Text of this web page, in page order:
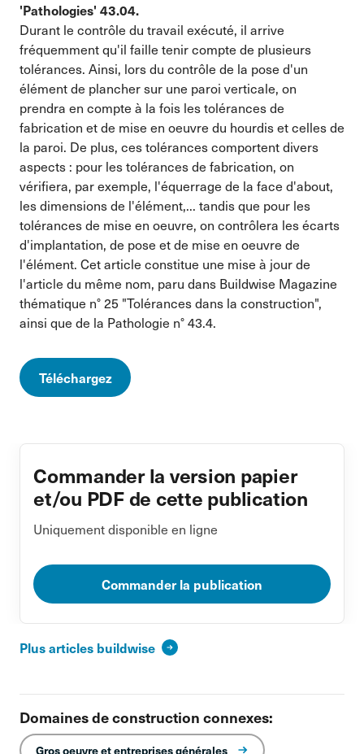
'Pathologies' 43.04.
Durant le contrôle du travail exécuté, il arrive
fréquemment qu'il faille tenir compte de plusieurs
tolérances. Ainsi, lors du contrôle de la pose d'un
élément de plancher sur une paroi verticale, on
prendra en compte à la fois les tolérances de
fabrication et de mise en oeuvre du hourdis et celles de
la paroi. De plus, ces tolérances comportent divers
aspects : pour les tolérances de fabrication, on
vérifiera, par exemple, l'équerrage de la face d'about,
les dimensions de l'élément,... tandis que pour les
tolérances de mise en oeuvre, on contrôlera les écarts
d'implantation, de pose et de mise en oeuvre de
l'élément. Cet article constitue une mise à jour de
l'article du même nom, paru dans Buildwise Magazine
thématique n° 25 "Tolérances dans la construction",
ainsi que de la Pathologie n° 43.4.
Téléchargez
Commander la version papier
et/ou PDF de cette publication
Uniquement disponible en ligne
Commander la publication
Plus articles buildwise
Domaines de construction connexes:
Gros oeuvre et entreprises générales